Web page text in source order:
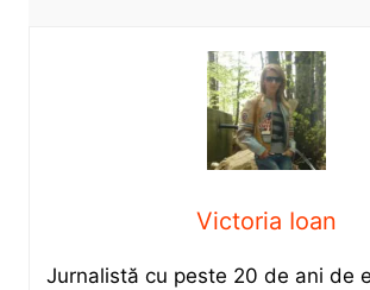
Victoria Ioan
Jurnalistă cu peste 20 de ani de